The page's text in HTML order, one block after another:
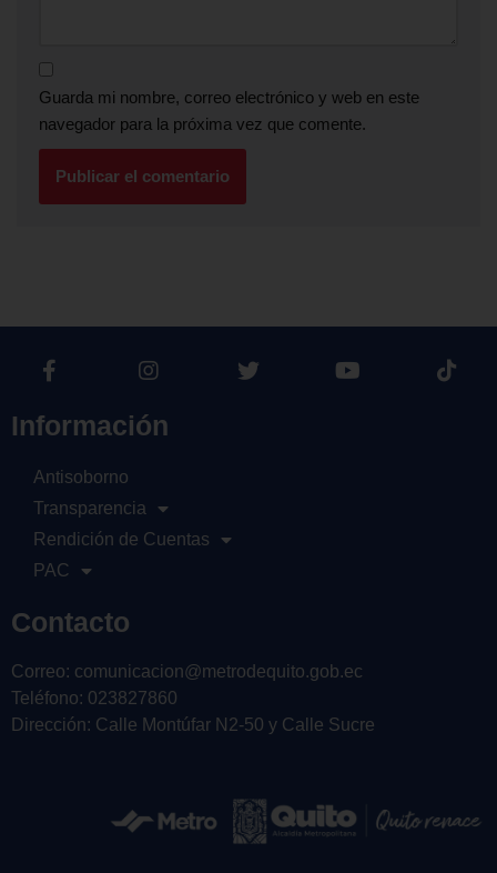
Guarda mi nombre, correo electrónico y web en este
navegador para la próxima vez que comente.
Información
Antisoborno
Transparencia
Rendición de Cuentas
PAC
Contacto
Correo: comunicacion@metrodequito.gob.ec
Teléfono: 023827860
Dirección: Calle Montúfar N2-50 y Calle Sucre